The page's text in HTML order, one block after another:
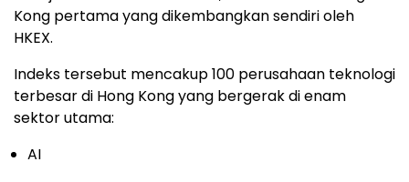
Kong pertama yang dikembangkan sendiri oleh
HKEX.
Indeks tersebut mencakup 100 perusahaan teknologi
terbesar di Hong Kong yang bergerak di enam
sektor utama:
AI